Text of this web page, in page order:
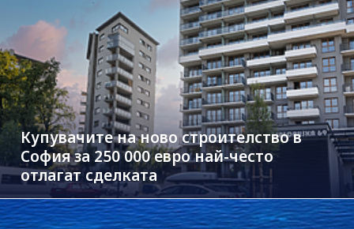
Купувачите на ново строителство в
София за 250 000 евро най-често
отлагат сделката